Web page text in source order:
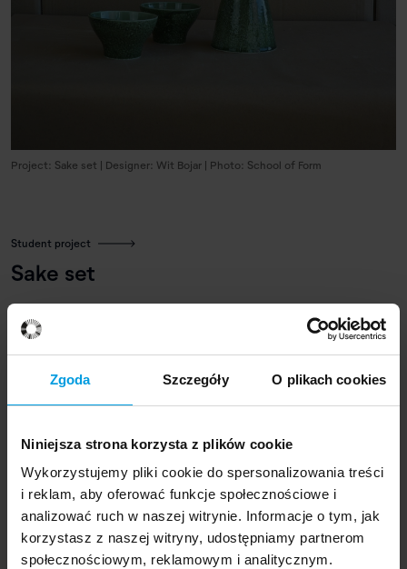
Zgoda Szczegóły O plikach cookies
Niniejsza strona korzysta z plików cookie
Wykorzystujemy pliki cookie do spersonalizowania treści
i reklam, aby oferować funkcje społecznościowe i
analizować ruch w naszej witrynie. Informacje o tym, jak
korzystasz z naszej witryny, udostępniamy partnerom
społecznościowym, reklamowym i analitycznym.
Project: Sake set | Designer: Wit Bojar | Photo: School of Form
Student project
Sake set
A sake set inspired by Cladonia chlorophaea, which
includes a decanter (tokkuri) and cups in the
guinomi
style. The project is made of porcelain. The texture was
applied using a sponge with a mix of liquid porcelain and
vinegar. The entire set has been glazed.
Author of the project